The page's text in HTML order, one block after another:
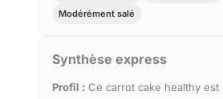
Modérément salé
Synthèse express
Profil : Ce carrot cake healthy